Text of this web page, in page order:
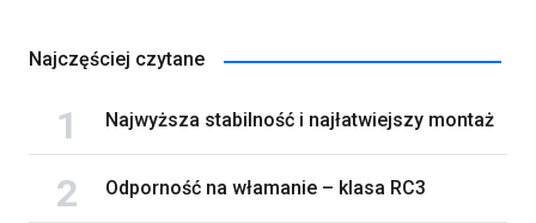
Najczęściej czytane
Najwyższa stabilność i najłatwiejszy montaż
Odporność na włamanie – klasa RC3